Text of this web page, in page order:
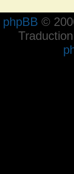
phpBB ©